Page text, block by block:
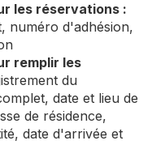
les réservations :
numéro d'adhésion,
remplir les
du
date et lieu de
de résidence,
date d'arrivée et